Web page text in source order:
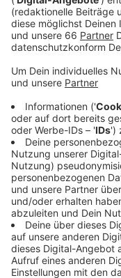
Tollitäten
Veröffentlicht:
Anzeige
Der künftige Prinz
Regenbogen und
seinem Amt
Evelyn ist in der
international
wurde das neue
– hütt on wie et
Jubiläumssession
Eingereicht wurde
Düsseldorf.